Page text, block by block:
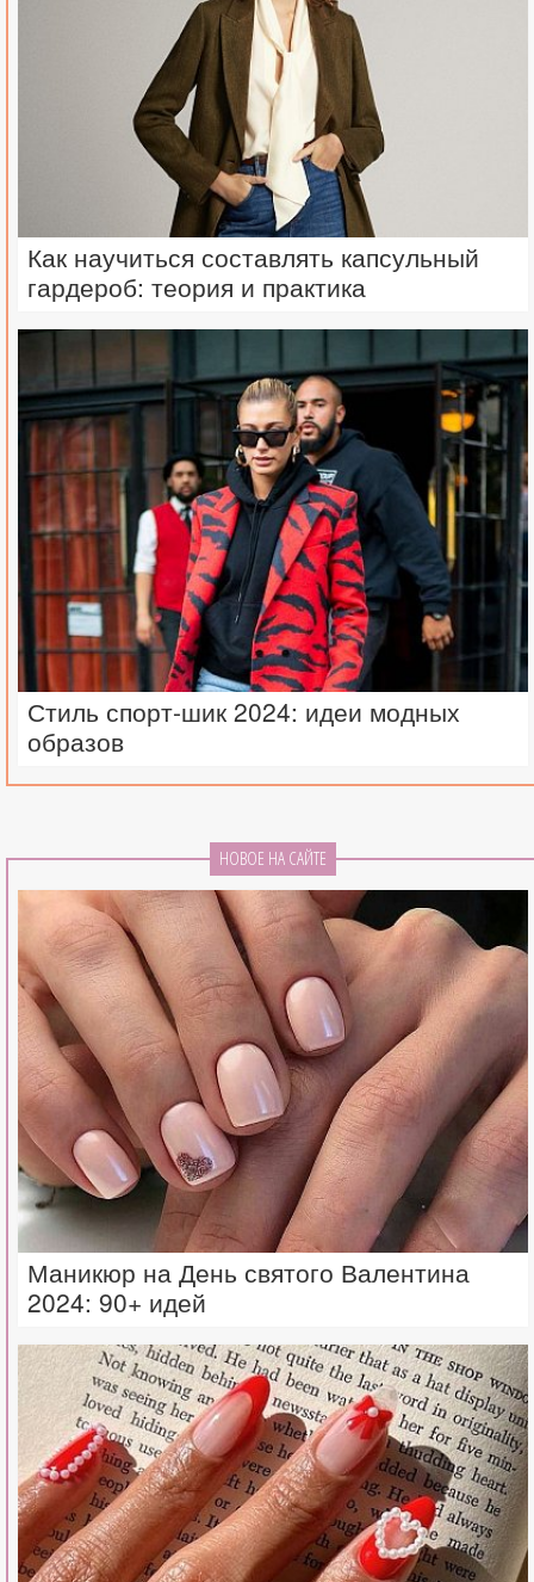
Как научиться составлять капсульный
гардероб: теория и практика
Стиль спорт-шик 2024: идеи модных
образов
НОВОЕ НА САЙТЕ
Маникюр на День святого Валентина
2024: 90+ идей